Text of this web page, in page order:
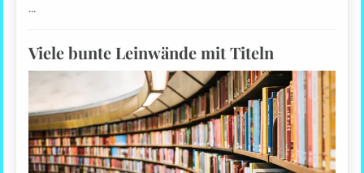
…
Viele bunte Leinwände mit Titeln